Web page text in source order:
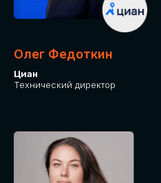
Олег Федоткин
Циан
Технический директор